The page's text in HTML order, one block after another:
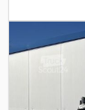
ABS,
(ESP), oro